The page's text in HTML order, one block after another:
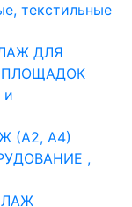
текстильные
ДЛЯ
ПЛОЩАДОК
(А2, А4)
,